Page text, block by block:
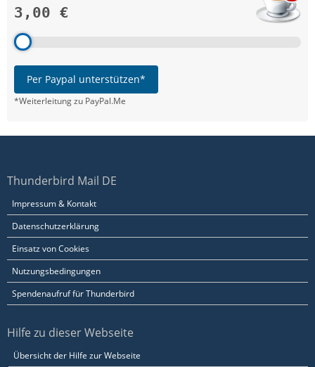
3,00 €
Per Paypal unterstützen*
*Weiterleitung zu PayPal.Me
Thunderbird Mail DE
Impressum & Kontakt
Datenschutzerklärung
Einsatz von Cookies
Nutzungsbedingungen
Spendenaufruf für Thunderbird
Hilfe zu dieser Webseite
Übersicht der Hilfe zur Webseite